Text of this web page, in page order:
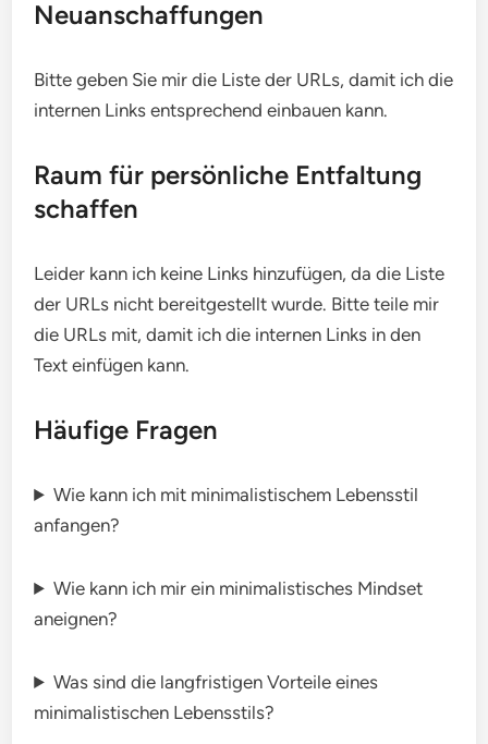
Neuanschaffungen
Bitte geben Sie mir die Liste der URLs, damit ich die
internen Links entsprechend einbauen kann.
Raum für persönliche Entfaltung
schaffen
Leider kann ich keine Links hinzufügen, da die Liste
der URLs nicht bereitgestellt wurde. Bitte teile mir
die URLs mit, damit ich die internen Links in den
Text einfügen kann.
Häufige Fragen
Wie kann ich mit minimalistischem Lebensstil
anfangen?
Wie kann ich mir ein minimalistisches Mindset
aneignen?
Was sind die langfristigen Vorteile eines
minimalistischen Lebensstils?